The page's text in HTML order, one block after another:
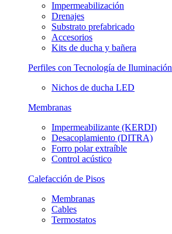
Impermeabilización
Drenajes
Substrato prefabricado
Accesorios
Kits de ducha y bañera
Perfiles con Tecnología de Iluminación
Nichos de ducha LED
Membranas
Impermeabilizante (KERDI)
Desacoplamiento (DITRA)
Forro polar extraíble
Control acústico
Calefacción de Pisos
Membranas
Cables
Termostatos